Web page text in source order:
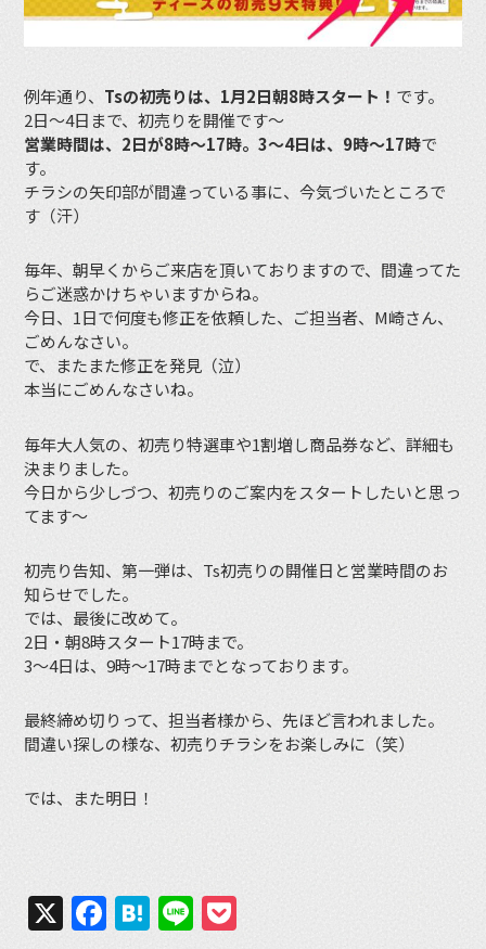
例年通り、 Tsの初売りは、1月2日朝8時スタート！ です。
2日〜4日まで、初売りを開催です〜
営業時間は、2日が8時〜17時。3〜4日は、9時〜17時で
す。
チラシの矢印部が間違っている事に、今気づいたところで
す（汗）
毎年、朝早くからご来店を頂いておりますので、間違ってた
らご迷惑かけちゃいますからね。
今日、1日で何度も修正を依頼した、ご担当者、M崎さん、
ごめんなさい。
で、またまた修正を発見（泣）
本当にごめんなさいね。
毎年大人気の、初売り特選車や1割増し商品券など、詳細も
決まりました。
今日から少しづつ、初売りのご案内をスタートしたいと思っ
てます〜
初売り告知、第一弾は、Ts初売りの開催日と営業時間のお
知らせでした。
では、最後に改めて。
2日・朝8時スタート17時まで。
3〜4日は、9時〜17時までとなっております。
最終締め切りって、担当者様から、先ほど言われました。
間違い探しの様な、初売りチラシをお楽しみに（笑）
では、また明日！
X Facebook
Hatena
Line